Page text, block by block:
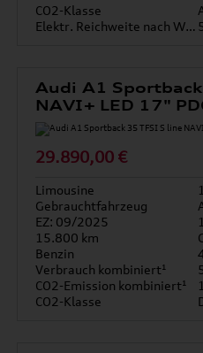
CO2-Klasse
Elektr. Reichweite nach WLTP*
Audi A1
NAVI+ LED 17"
29.890,00 €
Limousine
Gebrauchtfahrzeug
EZ: 09/2025
15.800 km
Benzin
Verbrauch kombiniert¹
CO2-Emission kombiniert¹
CO2-Klasse